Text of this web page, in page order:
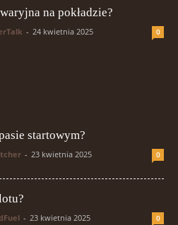
na pokładzie?
- 24 kwietnia 2025 0
startowym?
- 23 kwietnia 2025 0
- 23 kwietnia 2025 0